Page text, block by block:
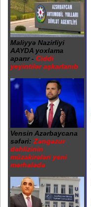
Maliyyə Nazirliyi
AAYDA yoxlama
aparır - Ciddi
yeyintilər aşkarlanıb
Vensin Azərbaycana
səfəri: Zəngəzur
dəhlizinin
müzakirələri yeni
mərhələdə